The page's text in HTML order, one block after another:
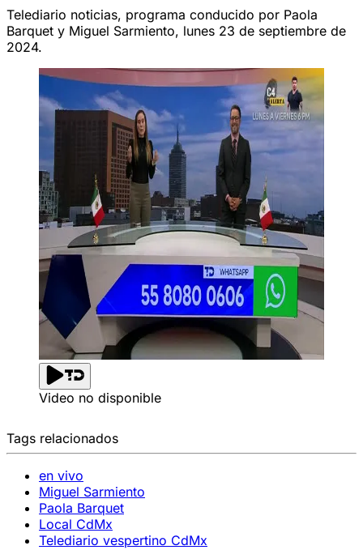
Telediario noticias, programa conducido por Paola
Barquet y Miguel Sarmiento, lunes 23 de septiembre de
2024.
Video no disponible
Tags relacionados
en vivo
Miguel Sarmiento
Paola Barquet
Local CdMx
Telediario vespertino CdMx